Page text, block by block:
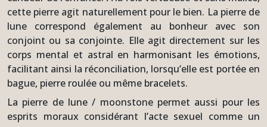
cette pierre agit naturellement pour le bien. La pierre de
lune correspond également au bonheur avec son
conjoint ou sa conjointe. Elle agit directement sur les
corps mental et astral en harmonisant les émotions,
facilitant ainsi la réconciliation, lorsqu’elle est portée en
bague, pierre roulée ou même bracelets.
La pierre de lune / moonstone permet aussi pour les
esprits moraux considérant l’acte sexuel comme un